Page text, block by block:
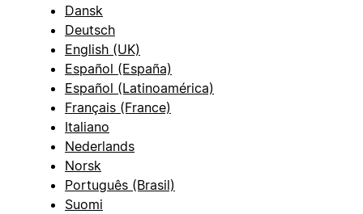
Dansk
Deutsch
English (UK)
Español (España)
Español (Latinoamérica)
Français (France)
Italiano
Nederlands
Norsk
Português (Brasil)
Suomi